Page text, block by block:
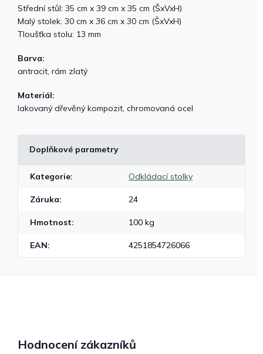
Střední stůl: 35 cm x 39 cm x 35 cm (ŠxVxH)
Malý stolek: 30 cm x 36 cm x 30 cm (ŠxVxH)
Tloušťka stolu: 13 mm
Barva:
antracit, rám zlatý
Materiál:
lakovaný dřevěný kompozit, chromovaná ocel
Doplňkové parametry
Kategorie: Odkládací stolky
Záruka: 24
Hmotnost: 100 kg
EAN: 4251854726066
Hodnocení zákazníků